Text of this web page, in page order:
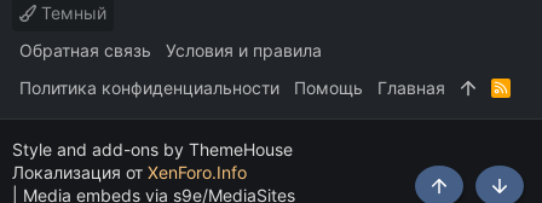
Темный
Обратная связь
Условия и правила
Политика конфиденциальности
Помощь Главная
R
S
Style and add-ons by ThemeHouse
Локализация от XenForo.Info
Media embeds via s9e/MediaSites Сверху Снизу